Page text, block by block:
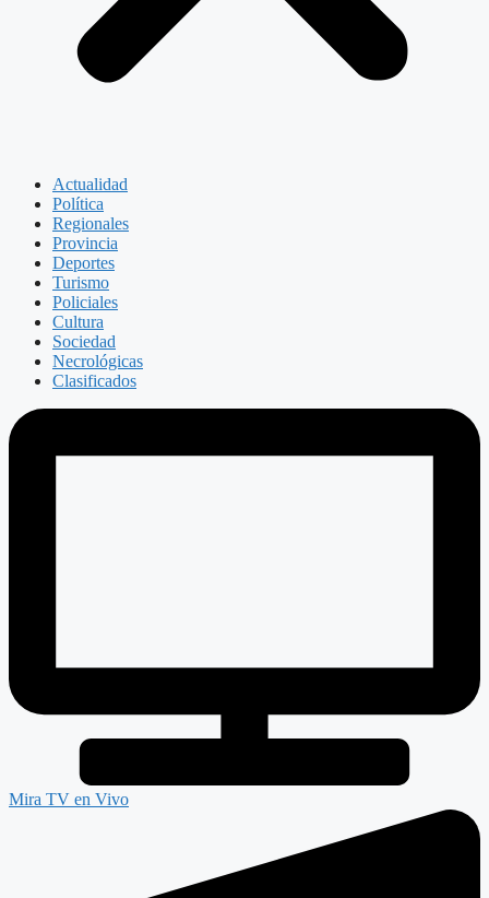
Actualidad
Política
Regionales
Provincia
Deportes
Turismo
Policiales
Cultura
Sociedad
Necrológicas
Clasificados
Mira TV en Vivo